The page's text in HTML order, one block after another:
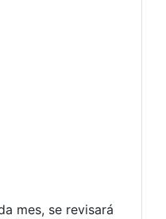
mes, se revisará